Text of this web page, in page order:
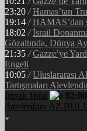
23:20 / Hamas’tan
19:14 / HAMAS’dan
18:02 / İsrail
Gözaltında, Dünya
21:35 / Gazze’ye
Engeli
10:05 / Uluslararası
Tartışmaları
İmsak Vakti
02:00
Amsterdam AZ